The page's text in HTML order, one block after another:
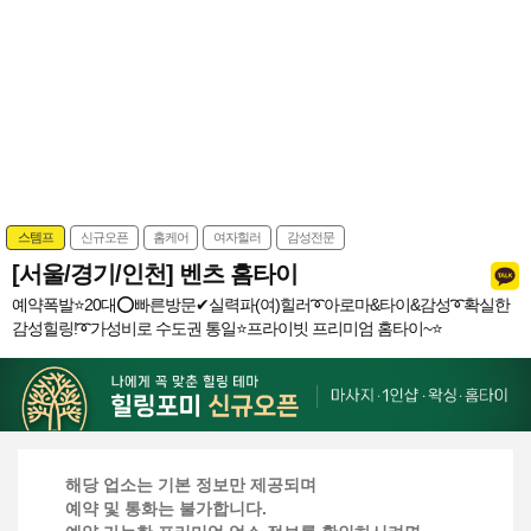
스템프 신규오픈 홈케어 여자힐러 감성전문
[서울/경기/인천] 벤츠 홈타이
예약폭발⭐️20대⭕빠른방문✔실력파(여)힐러➰아로마&타이&감성➰확실한
감성힐링!➰가성비로 수도권 통일⭐️프라이빗 프리미엄 홈타이~⭐️
해당 업소는 기본 정보만 제공되며
예약 및 통화는 불가합니다.